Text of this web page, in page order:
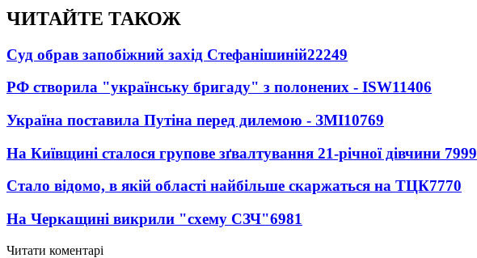
ЧИТАЙТЕ ТАКОЖ
Суд обрав запобіжний захід Стефанішиній22249
РФ створила "українську бригаду" з полонених - ISW11406
Україна поставила Путіна перед дилемою - ЗМІ10769
На Київщині сталося групове зґвалтування 21-річної дівчини 7999
Стало відомо, в якій області найбільше скаржаться на ТЦК7770
На Черкащині викрили "схему СЗЧ"6981
Читати коментарі